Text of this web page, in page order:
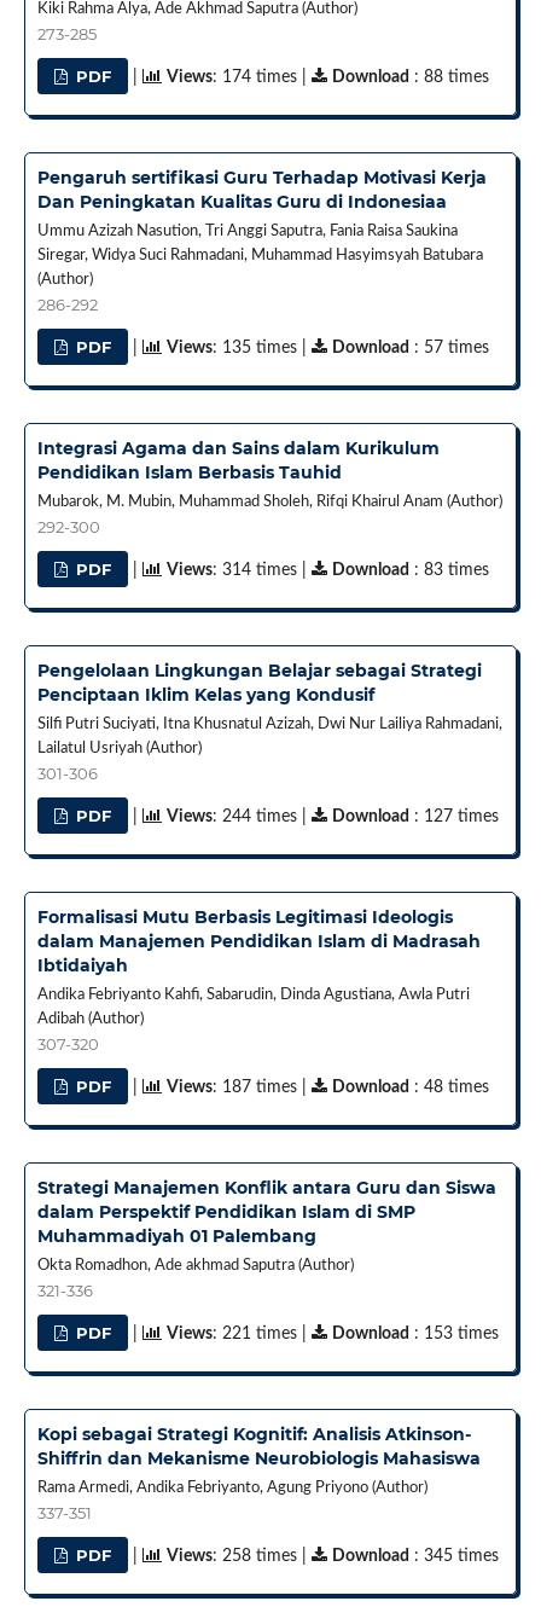
Kiki Rahma Alya, Ade Akhmad Saputra (Author)
273-285
PDF Views: 174 times | Download : 88 times
Pengaruh sertifikasi Guru Terhadap Motivasi Kerja
Dan Peningkatan Kualitas Guru di Indonesiaa
Ummu Azizah Nasution, Tri Anggi Saputra, Fania Raisa Saukina
Siregar, Widya Suci Rahmadani, Muhammad Hasyimsyah Batubara
(Author)
286-292
PDF Views: 135 times | Download : 57 times
Integrasi Agama dan Sains dalam Kurikulum
Pendidikan Islam Berbasis Tauhid
Mubarok, M. Mubin, Muhammad Sholeh, Rifqi Khairul Anam (Author)
292-300
PDF Views: 314 times | Download : 83 times
Pengelolaan Lingkungan Belajar sebagai Strategi
Penciptaan Iklim Kelas yang Kondusif
Silfi Putri Suciyati, Itna Khusnatul Azizah, Dwi Nur Lailiya Rahmadani,
Lailatul Usriyah (Author)
301-306
PDF Views: 244 times | Download : 127 times
Formalisasi Mutu Berbasis Legitimasi Ideologis
dalam Manajemen Pendidikan Islam di Madrasah
Ibtidaiyah
Andika Febriyanto Kahfi, Sabarudin, Dinda Agustiana, Awla Putri
Adibah (Author)
307-320
PDF Views: 187 times | Download : 48 times
Strategi Manajemen Konflik antara Guru dan Siswa
dalam Perspektif Pendidikan Islam di SMP
Muhammadiyah 01 Palembang
Okta Romadhon, Ade akhmad Saputra (Author)
321-336
PDF Views: 221 times | Download : 153 times
Kopi sebagai Strategi Kognitif: Analisis Atkinson-
Shiffrin dan Mekanisme Neurobiologis Mahasiswa
Rama Armedi, Andika Febriyanto, Agung Priyono (Author)
337-351
PDF Views: 258 times | Download : 345 times